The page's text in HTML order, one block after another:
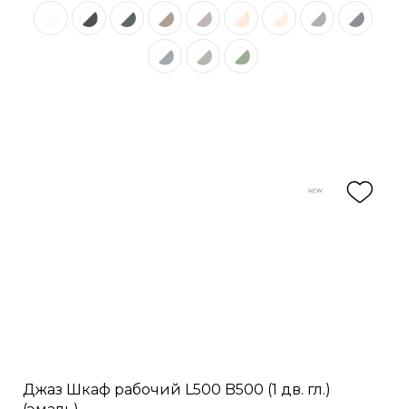
Джаз Шкаф рабочий L500 B500 (1 дв. гл.)